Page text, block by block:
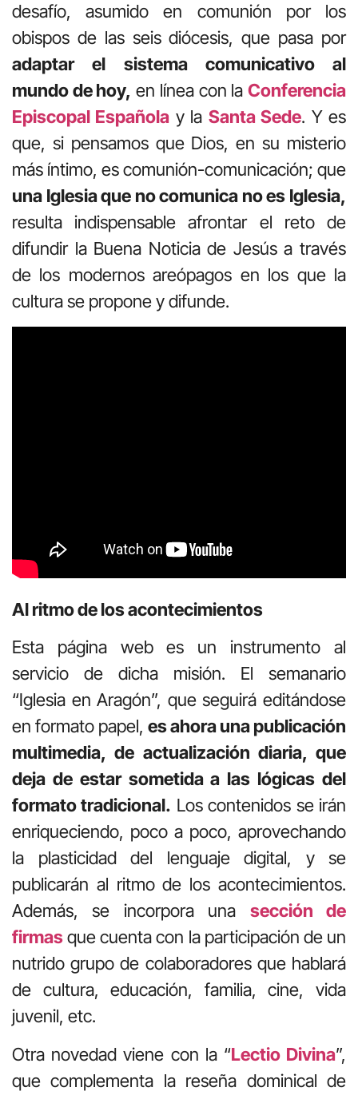
desafío, asumido en comunión por los
obispos de las seis diócesis, que pasa por
adaptar el sistema comunicativo al
mundo de hoy, en línea con laConferencia
Episcopal Española y la Santa Sede. Y es
que, si pensamos que Dios, en su misterio
más íntimo, es comunión-comunicación; que
una Iglesia que no comunica no es Iglesia,
resulta indispensable afrontar el reto de
difundir la Buena Noticia de Jesús a través
de los modernos areópagos en los que la
cultura se propone y difunde.
Al ritmo de los acontecimientos
Esta página web es un instrumento al
servicio de dicha misión. El semanario
“Iglesia en Aragón”, que seguirá editándose
en formato papel, es ahora una publicación
multimedia, de actualización diaria, que
deja de estar sometida a las lógicas del
formato tradicional. Los contenidos se irán
enriqueciendo, poco a poco, aprovechando
la plasticidad del lenguaje digital, y se
publicarán al ritmo de los acontecimientos.
Además, se incorpora una sección de
firmasque cuenta con la participación de un
nutrido grupo de colaboradores que hablará
de cultura, educación, familia, cine, vida
juvenil, etc.
Otra novedad viene con la “Lectio Divina”,
que complementa la reseña dominical de